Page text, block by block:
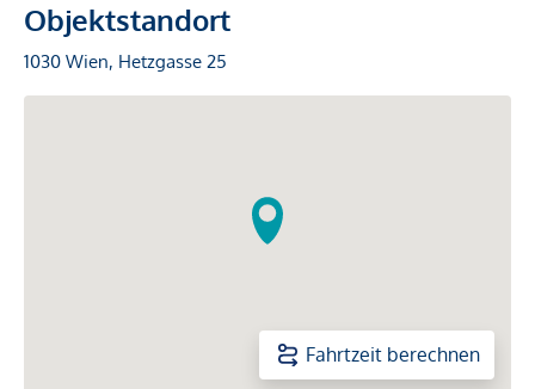
Objektstandort
1030 Wien, Hetzgasse 25
Fahrtzeit berechnen